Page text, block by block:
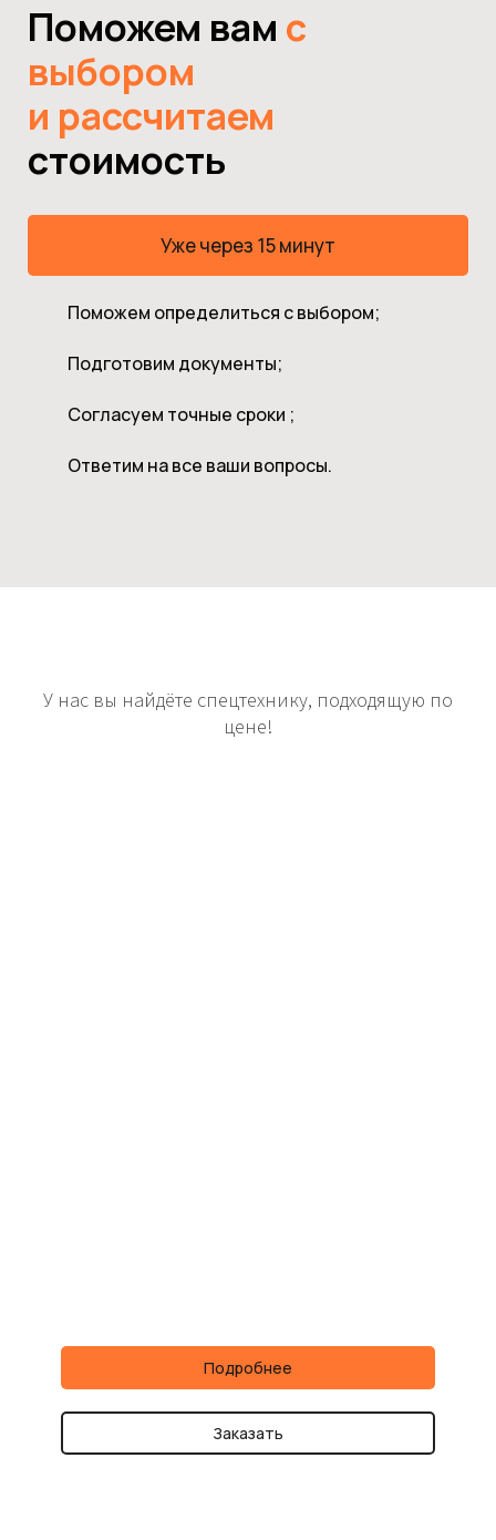
Поможем вам с
выбором
и рассчитаем
стоимость
Уже через 15 минут
Поможем определиться с выбором;
Подготовим документы;
Согласуем точные сроки ;
Ответим на все ваши вопросы.
У нас вы найдёте спецтехнику, подходящую по
цене!
Подробнее
Заказать